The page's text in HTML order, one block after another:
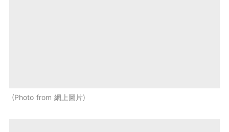
Photo from 網上圖片